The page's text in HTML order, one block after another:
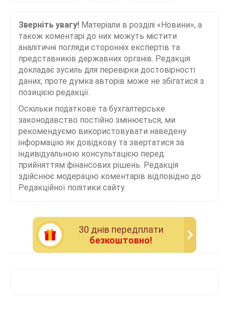
Зверніть увагу! Матеріали в розділі «Новини», а
також коментарі до них можуть містити
аналітичні погляди сторонніх експертів та
представників державних органів. Редакція
докладає зусиль для перевірки достовірності
даних, проте думка авторів може не збігатися з
позицією редакції.
Оскільки податкове та бухгалтерське
законодавство постійно змінюється, ми
рекомендуємо використовувати наведену
інформацію як довідкову та звертатися за
індивідуальною консультацією перед
прийняттям фінансових рішень. Редакція
здійснює модерацію коментарів відповідно до
Редакційної політики сайту.
30 днiв передплати
безкоштовно!